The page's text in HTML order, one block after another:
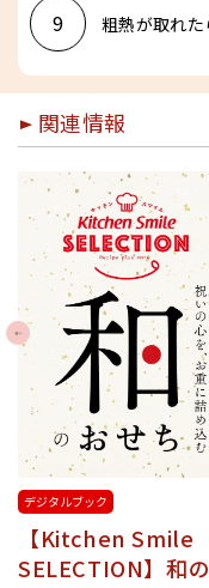
9 粗熱が取れ
関連情報
Previous
デジタルブック
【Kitchen Smile
SELECTION】和